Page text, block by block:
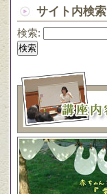
サイト内検索
検索: